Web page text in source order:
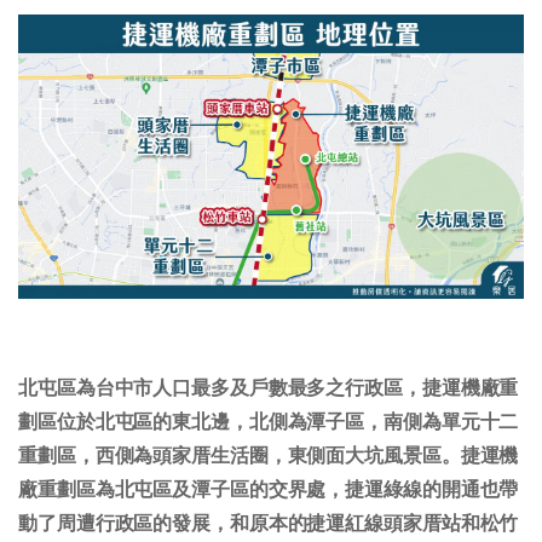
北屯區為台中市人口最多及戶數最多之行政區，捷運機廠重
劃區位於北屯區的東北邊，北側為潭子區，南側為單元十二
重劃區，西側為頭家厝生活圈，東側面大坑風景區。捷運機
廠重劃區為北屯區及潭子區的交界處，捷運綠線的開通也帶
動了周遭行政區的發展，和原本的捷運紅線頭家厝站和松竹